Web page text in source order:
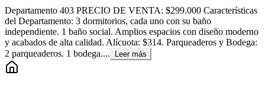
Departamento 403 PRECIO DE VENTA: $299.000 Características
del Departamento: 3 dormitorios, cada uno con su baño
independiente. 1 baño social. Amplios espacios con diseño moderno
y acabados de alta calidad. Alícuota: $314. Parqueaderos y Bodega:
2 parqueaderos. 1 bodega....
Leer más